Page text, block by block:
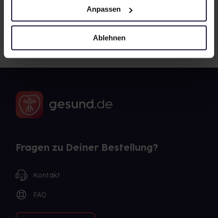
Anpassen
Ablehnen
neo-angin® Benzydamin – Hilfe bei akuten
Halsschmerzen.
Akute Halsschmerzen gehen oftmals mit
das Wohlbefinden von Betroffenen werden dadurch
stark eingeschränkt, alltägliche Dinge gehen nicht
mehr so leicht von der Hand, Freizeitspaß wird
Doch das muss nicht sein: neo-angin® bietet mit den
bei akuten Halsschmerzen
gut meistern zu können!
Arzneimittel daher nach seinen Anweisungen
anwenden.
Fragen zu Deiner Bestellung?
Kontakt
FAQ